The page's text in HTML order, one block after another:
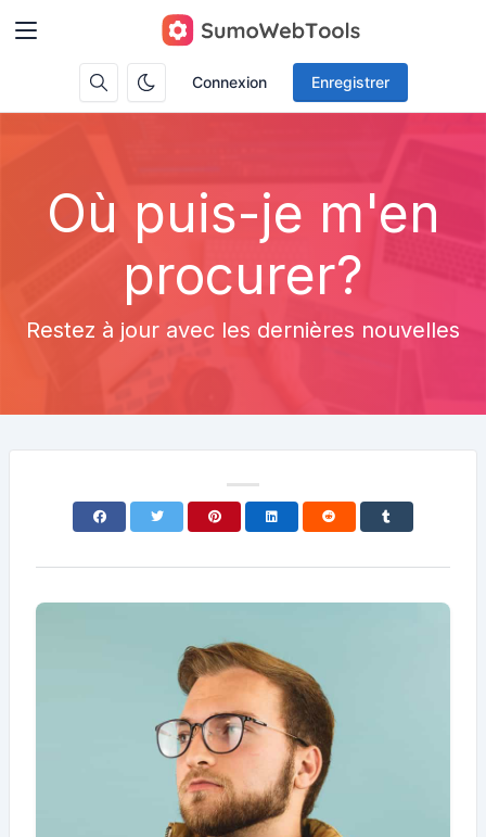
Connexion Enregistrer
Où puis-je m'en
procurer?
Restez à jour avec les dernières nouvelles